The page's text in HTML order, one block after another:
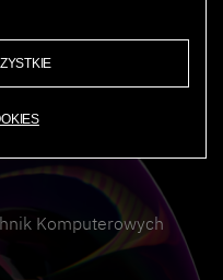
Komputerowych